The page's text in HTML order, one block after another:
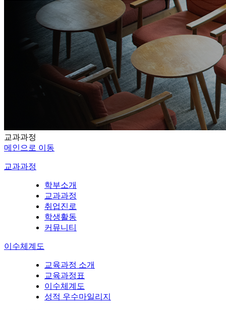
교과과정
메인으로 이동
교과과정
학부소개
교과과정
취업진로
학생활동
커뮤니티
이수체계도
교육과정 소개
교육과정표
이수체계도
성적 우수마일리지